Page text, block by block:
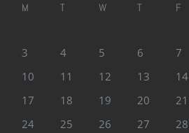
M T W T F
3
4 5 6 7
10
11 12 13 14
17
18 19 20 21
24
25 26 27 28